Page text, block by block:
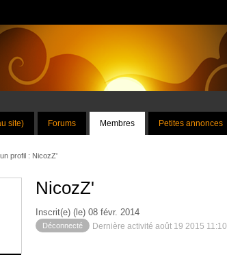
site) Forums Membres Petites annonces
profil : NicozZ'
NicozZ'
Inscrit(e) (le) 08 févr. 2014
Déconnecté Dernière activité août 19 2015 11:10